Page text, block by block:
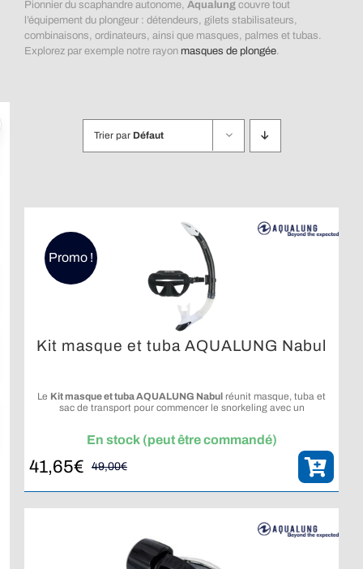
Pionnier du scaphandre autonome, Aqualungcouvre tout
l’équipement du plongeur : détendeurs, gilets stabilisateurs,
combinaisons, ordinateurs, ainsi que masques, palmes et tubas.
Explorez par exemple notre rayon masques de plongée.
Trier par Défaut
Promo !
Kit masque et tuba AQUALUNG Nabul
Le Kit masque et tuba AQUALUNG Nabul réunit masque, tuba et
sac de transport pour commencer le snorkeling avec un
En stock (peut être commandé)
49,00€Le
prix
initial
49,00€.
41,65€
Le
prix
actuel
41,65€.